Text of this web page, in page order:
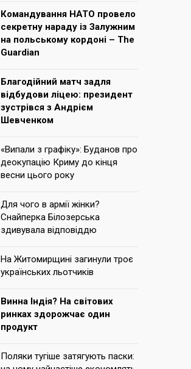
Командування НАТО провело
секретну нараду із Залужним
на польському кордоні – The
Guardian
Благодійний матч задля
відбудови ліцею: президент
зустрівся з Андрієм
Шевченком
«Випали з графіку»: Буданов про
деокупацію Криму до кінця
весни цього року
Для чого в армії жінки?
Снайперка Білозерська
здивувала відповіддю
На Житомирщині загинули троє
українських льотчиків
Винна Індія? На світових
ринках здорожчає один
продукт
Поляки тугіше затягують паски: